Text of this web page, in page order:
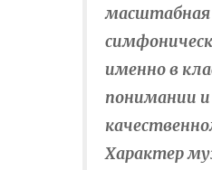
масштабная
именно в
понимании и
Характер